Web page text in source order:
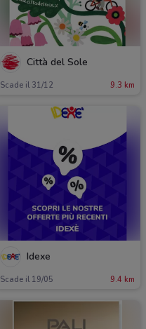
Città del Sole
Scade il 31/12 9.3 km
Idexe
Scade il 19/05 9.4 km